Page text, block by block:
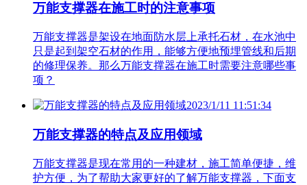
万能支撑器在施工时的注意事项
万能支撑器是架设在地面防水层上承托石材，在水池中
只是起到架空石材的作用，能够方便地预埋管线和后期
的修理保养。那么万能支撑器在施工时需要注意哪些事
项？
2023/1/11 11:51:34
万能支撑器的特点及应用领域
万能支撑器是现在常用的一种建材，施工简单便捷，维
护方便，为了帮助大家更好的了解万能支撑器，下面支